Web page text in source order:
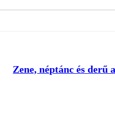
Zene, néptánc és derű